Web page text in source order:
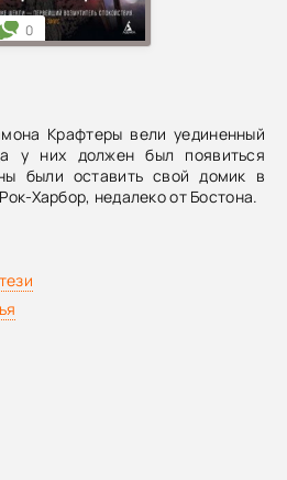
Крафтеры вели уединенный
у них должен был появиться
были оставить свой домик в
Харбор, недалеко от Бостона.
0